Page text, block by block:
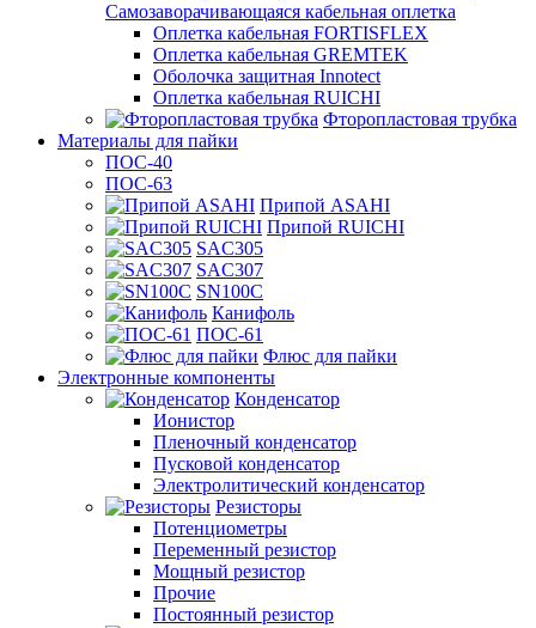
Самозаворачивающаяся кабельная оплетка
Оплетка кабельная FORTISFLEX
Оплетка кабельная GREMTEK
Оболочка защитная Innotect
Оплетка кабельная RUICHI
Фторопластовая трубка
Материалы для пайки
ПОС-40
ПОС-63
Припой ASAHI
Припой RUICHI
SAC305
SAC307
SN100C
Канифоль
ПОС-61
Флюс для пайки
Электронные компоненты
Конденсатор
Ионистор
Пленочный конденсатор
Пусковой конденсатор
Электролитический конденсатор
Резисторы
Потенциометры
Переменный резистор
Мощный резистор
Прочие
Постоянный резистор